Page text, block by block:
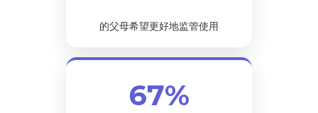
的父母希望更好地监管使用
67%